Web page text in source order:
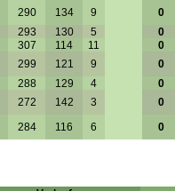
290 134 9 0
293 130 5 0
307 114 11 0
299 121 9 0
288 129 4 0
272 142 3 0
284 116 6 0